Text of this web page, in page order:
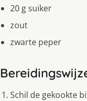
20 g suiker
zout
zwarte peper
Schil de gekookte